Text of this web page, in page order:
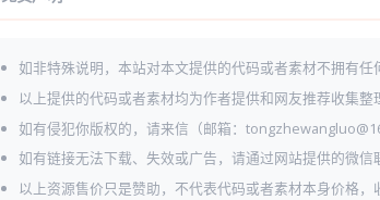
如非特殊说明，本站对本文提供的代码或者素材不拥有任
以上提供的代码或者素材均为作者提供和网友推荐收集整
如有侵犯你版权的，请来信（邮箱：
如有链接无法下载、失效或广告，请通过网站提供的微信
以上资源售价只是赞助，不代表代码或者素材本身价格，